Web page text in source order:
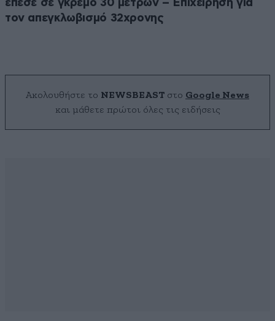
έπεσε σε γκρεμό 30 μέτρων – Επιχείρηση για
τον απεγκλωβισμό 32χρονης
Ακολουθήστε το NEWSBEAST στο Google News
και μάθετε πρώτοι όλες τις ειδήσεις